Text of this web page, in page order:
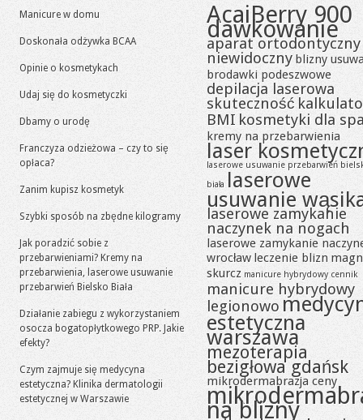
Manicure w domu
Doskonała odżywka BCAA
Opinie o kosmetykach
Udaj się do kosmetyczki
Dbamy o urodę
Franczyza odzieżowa – czy to się
opłaca?
Zanim kupisz kosmetyk
Szybki sposób na zbędne kilogramy
Jak poradzić sobie z
przebarwieniami? Kremy na
przebarwienia, laserowe usuwanie
przebarwień Bielsko Biała
Działanie zabiegu z wykorzystaniem
osocza bogatopłytkowego PRP. Jakie
efekty?
Czym zajmuje się medycyna
estetyczna? Klinika dermatologii
estetycznej w Warszawie
AcaiBerry 900
dawkowanie
aparat ortodontyczny
niewidoczny blizny
brodawki podeszwowe
depilacja laserowa
skuteczność
BMI kosmetyki dla
kremy na przebarwienia
laser
laserowe usuwanie przebarwień
biała laserowe
usuwanie
laserowe zamykanie
naczynek na nogach
laserowe zamykanie
wrocław leczenie blizn
skurcz manicure hybrydowy cennik
manicure hybrydowy
legionowo
estetyczna
warszawa
mezoterapia
bezigłowa gdańsk
mikrodermabrazja ceny
na blizny